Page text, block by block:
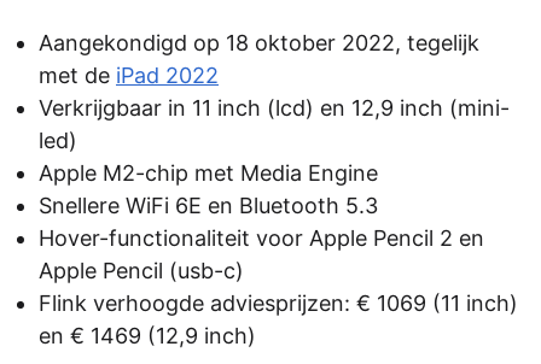
Aangekondigd op 18 oktober 2022, tegelijk
met de iPad 2022
Verkrijgbaar in 11 inch (lcd) en 12,9 inch (mini-
led)
Apple M2-chip met Media Engine
Snellere WiFi 6E en Bluetooth 5.3
Hover-functionaliteit voor Apple Pencil 2 en
Apple Pencil (usb-c)
Flink verhoogde adviesprijzen: € 1069 (11 inch)
en € 1469 (12,9 inch)